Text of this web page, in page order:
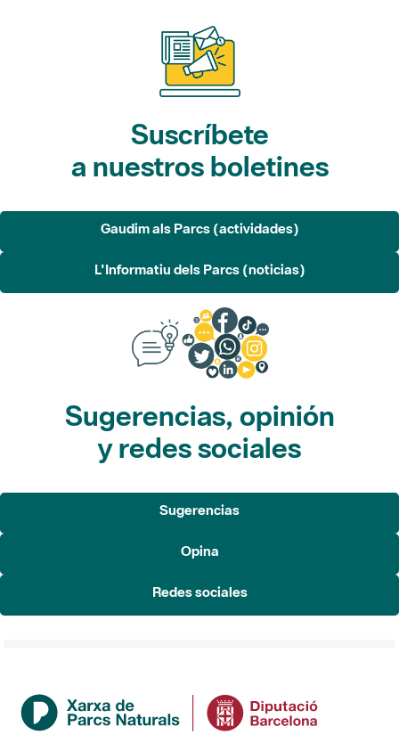
Suscríbete
a nuestros boletines
Gaudim als Parcs (actividades)
L'Informatiu dels Parcs (noticias)
Sugerencias, opinión
y redes sociales
Sugerencias
Opina
Redes sociales